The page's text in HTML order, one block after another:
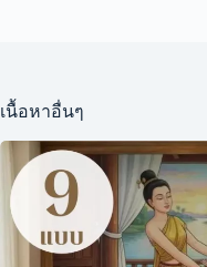
เนื้อหาอื่นๆ